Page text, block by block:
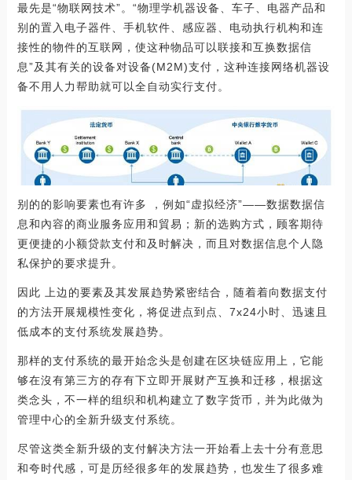
最先是“物联网技术”。“物理学机器设备、车子、电器产品和
别的置入电子器件、手机软件、感应器、电动执行机构和连
接性的物件的互联网，使这种物品可以联接和互换数据信
息”及其有关的设备对设备(M2M)支付，这种连接网络机器设
备不用人力帮助就可以全自动实行支付。
别的的影响要素也有许多 ，例如“虚拟经济”——数据数据信
息和內容的商业服务应用和貿易；新的选购方式，顾客期待
更便捷的小额贷款支付和及时解决，而且对数据信息个人隐
私保护的要求提升。
因此 上边的要素及其发展趋势紧密结合，随着着向数据支付
的方法开展规模性变化，将促进点到点、7x24小时、迅速且
低成本的支付系统发展趋势。
那样的支付系统的最开始念头是创建在区块链应用上，它能
够在沒有第三方的存有下立即开展财产互换和迁移，根据这
类念头，不一样的组织和机构建立了数字货币，并为此做为
管理中心的全新升级支付系统。
尽管这类全新升级的支付解决方法一开始看上去十分有意思
和夸时代感，可是历经很多年的发展趋势，也发生了很多难